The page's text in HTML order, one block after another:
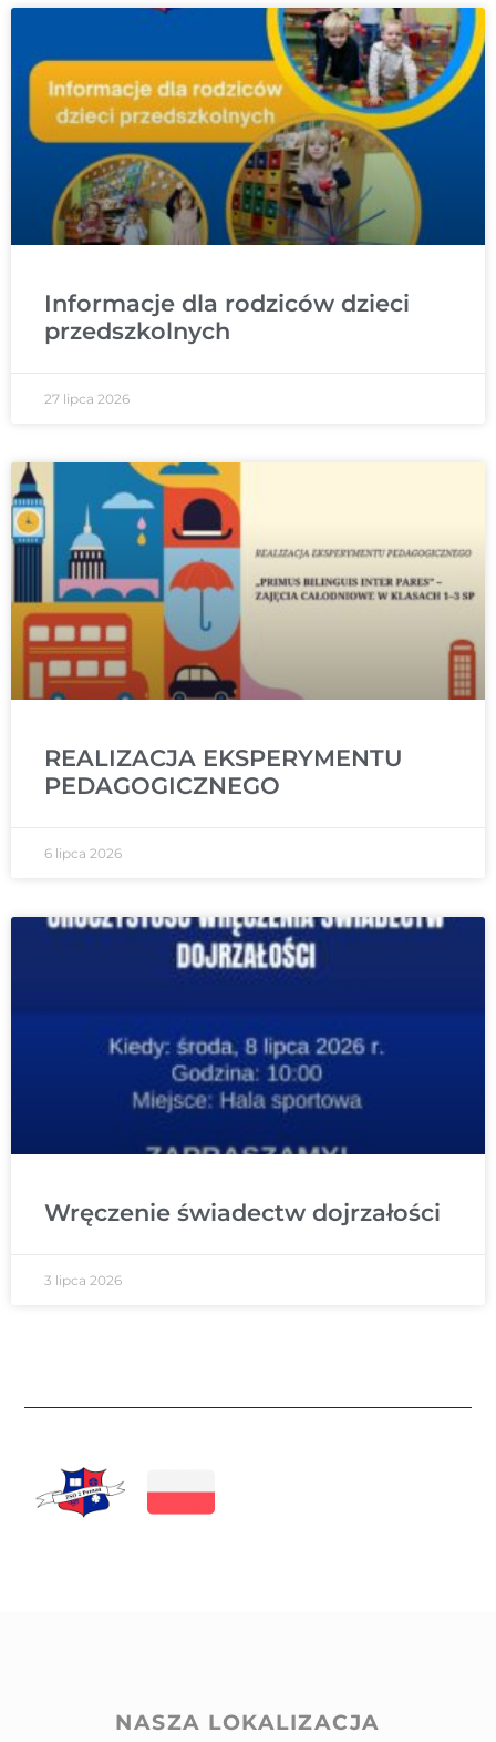
Informacje dla rodziców dzieci
przedszkolnych
27 lipca 2026
REALIZACJA EKSPERYMENTU
PEDAGOGICZNEGO
6 lipca 2026
Wręczenie świadectw dojrzałości
3 lipca 2026
NASZA LOKALIZACJA